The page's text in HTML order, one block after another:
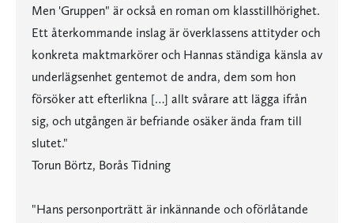
Men 'Gruppen" är också en roman om klasstillhörighet.
Ett återkommande inslag är överklassens attityder och
konkreta maktmarkörer och Hannas ständiga känsla av
underlägsenhet gentemot de andra, dem som hon
försöker att efterlikna […] allt svårare att lägga ifrån
sig, och utgången är befriande osäker ända fram till
slutet."
Torun Börtz, Borås Tidning
"Hans personporträtt är inkännande och oförlåtande